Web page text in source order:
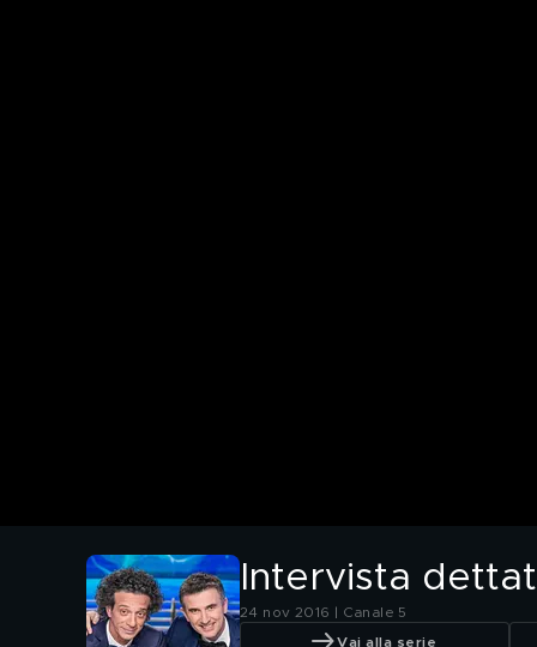
Intervista
24 nov 2016 | Canale 5
Vai alla serie